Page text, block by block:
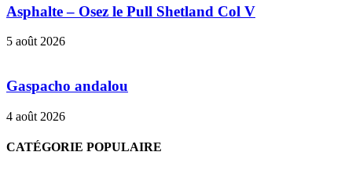
Asphalte – Osez le Pull Shetland Col V
5 août 2026
Gaspacho andalou
4 août 2026
CATÉGORIE POPULAIRE